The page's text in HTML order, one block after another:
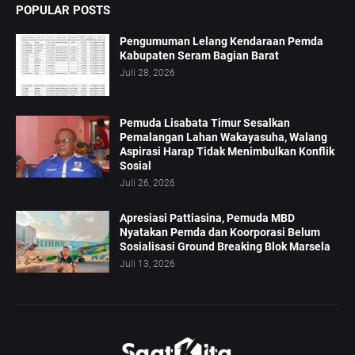
POPULAR POSTS
Pengumuman Lelang Kendaraan Pemda
Kabupaten Seram Bagian Barat
Juli 28, 2026
Pemuda Lisabata Timur Sesalkan
Pemalangan Lahan Wakayasuha, Walang
Aspirasi Harap Tidak Menimbulkan Konflik
Sosial
Juli 26, 2026
Apresiasi Pattiasina, Pemuda MBD
Nyatakan Pemda dan Koorporasi Belum
Sosialisasi Ground Breaking Blok Marsela
Juli 13, 2026